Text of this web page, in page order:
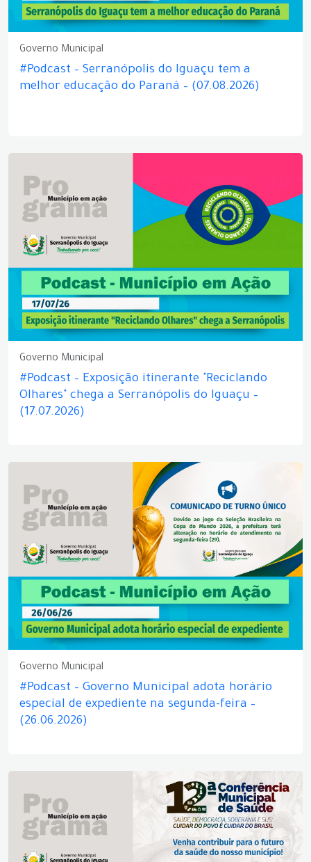
Governo Municipal
#Podcast – Serranópolis do Iguaçu tem a
melhor educação do Paraná – (07.08.2026)
Governo Municipal
#Podcast – Exposição itinerante "Reciclando
Olhares" chega a Serranópolis do Iguaçu –
(17.07.2026)
Governo Municipal
#Podcast – Governo Municipal adota horário
especial de expediente na segunda-feira –
(26.06.2026)